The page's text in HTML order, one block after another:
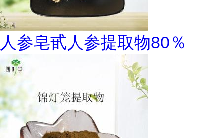
人参皂甙人参提取物80％